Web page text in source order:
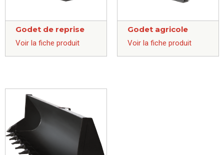
Godet de reprise
Voir la fiche produit
Godet agricole
Voir la fiche produit